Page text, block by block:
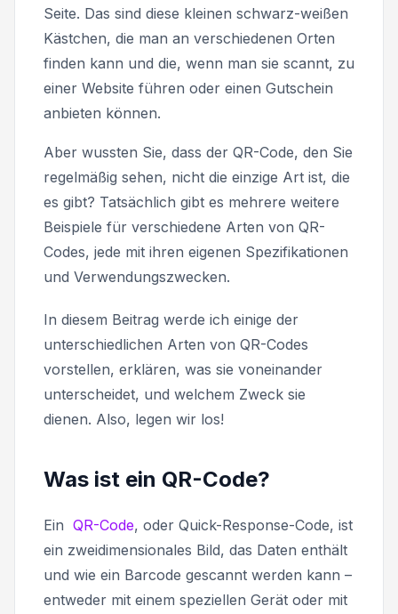
Seite. Das sind diese kleinen schwarz-weißen
Kästchen, die man an verschiedenen Orten
finden kann und die, wenn man sie scannt, zu
einer Website führen oder einen Gutschein
anbieten können.
Aber wussten Sie, dass der QR-Code, den Sie
regelmäßig sehen, nicht die einzige Art ist, die
es gibt? Tatsächlich gibt es mehrere weitere
Beispiele für verschiedene Arten von QR-
Codes, jede mit ihren eigenen Spezifikationen
und Verwendungszwecken.
In diesem Beitrag werde ich einige der
unterschiedlichen Arten von QR-Codes
vorstellen, erklären, was sie voneinander
unterscheidet, und welchem Zweck sie
dienen. Also, legen wir los!
Was ist ein QR-Code?
Ein QR-Code, oder Quick-Response-Code, ist
ein zweidimensionales Bild, das Daten enthält
und wie ein Barcode gescannt werden kann –
entweder mit einem speziellen Gerät oder mit